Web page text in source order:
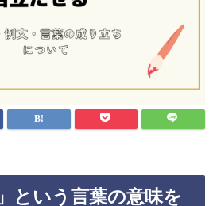
という言葉の意味を